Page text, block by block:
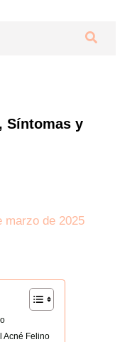
Buscar
Síntomas y
marzo de 2025
Acné Felino